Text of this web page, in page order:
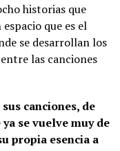
historias que
que es el
se desarrollan los
las canciones
canciones, de
se vuelve muy de
propia esencia a